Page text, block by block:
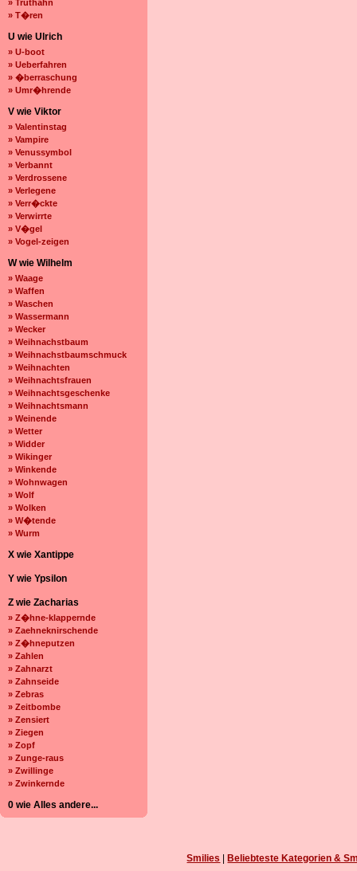
» Truthahn
» T�ren
U wie Ulrich
» U-boot
» Ueberfahren
» �berraschung
» Umr�hrende
V wie Viktor
» Valentinstag
» Vampire
» Venussymbol
» Verbannt
» Verdrossene
» Verlegene
» Verr�ckte
» Verwirrte
» V�gel
» Vogel-zeigen
W wie Wilhelm
» Waage
» Waffen
» Waschen
» Wassermann
» Wecker
» Weihnachstbaum
» Weihnachstbaumschmuck
» Weihnachten
» Weihnachtsfrauen
» Weihnachtsgeschenke
» Weihnachtsmann
» Weinende
» Wetter
» Widder
» Wikinger
» Winkende
» Wohnwagen
» Wolf
» Wolken
» W�tende
» Wurm
X wie Xantippe
Y wie Ypsilon
Z wie Zacharias
» Z�hne-klappernde
» Zaehneknirschende
» Z�hneputzen
» Zahlen
» Zahnarzt
» Zahnseide
» Zebras
» Zeitbombe
» Zensiert
» Ziegen
» Zopf
» Zunge-raus
» Zwillinge
» Zwinkernde
0 wie Alles andere...
Smilies Beliebteste Kategorien &